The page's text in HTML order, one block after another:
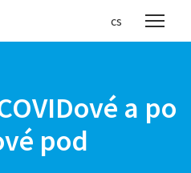
Menu
cs en
a po
pod